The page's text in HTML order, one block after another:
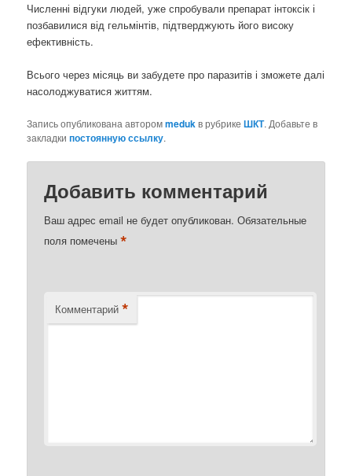
Численні відгуки людей, уже спробували препарат інтоксік і
позбавилися від гельмінтів, підтверджують його високу
ефективність.
Всього через місяць ви забудете про паразитів і зможете далі
насолоджуватися життям.
Запись опубликована авторомmeduk в рубрикеШКТ. Добавьте в
закладкипостоянную ссылку.
Добавить комментарий
Ваш адрес email не будет опубликован. Обязательные
поля помечены*
Комментарий *